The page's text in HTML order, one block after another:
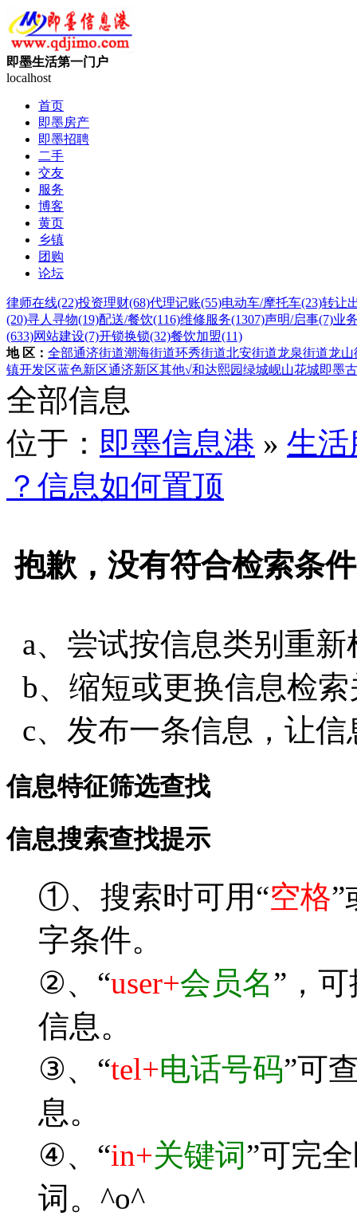
即墨生活第一门户
localhost
首页
即墨房产
即墨招聘
二手
交友
服务
博客
黄页
乡镇
团购
论坛
律师在线(22)投资理财(68)代理记账(55)电动车/摩托车(23)转让
(20)寻人寻物(19)配送/餐饮(116)维修服务(1307)声明/启事(7)业
(633)网站建设(7)开锁换锁(32)餐饮加盟(11)
地 区： 全部通济街道潮海街道环秀街道北安街道龙泉街道龙山
镇开发区蓝色新区通济新区其他√和达熙园绿城岘山花城即墨
全部信息
位于： 即墨信息港 » 生活
？信息如何置顶
抱歉，没有符合检索条
a、尝试按信息类别重
b、缩短或更换信息检
c、发布一条信息，让
信息特征筛选查找
信息搜索查找提示
①、搜索时可用“空格”
字条件。
②、“user+会员名”，
信息。
③、“tel+电话号码”可
息。
④、“in+关键词”可完
词。^o^